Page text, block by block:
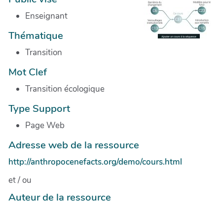
Enseignant
Thématique
Transition
Mot Clef
Transition écologique
Type Support
Page Web
Adresse web de la ressource
http://anthropocenefacts.org/demo/cours.html
et / ou
Auteur de la ressource